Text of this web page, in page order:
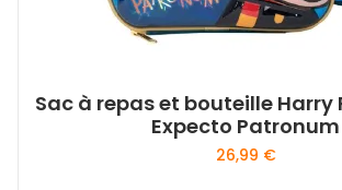
Sac à repas et bouteille Harry
Expecto Patronum
26,99 €